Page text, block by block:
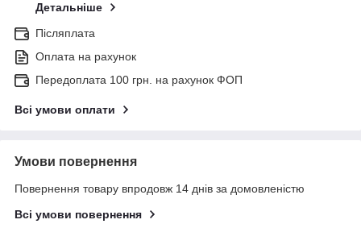
Детальніше
Післяплата
Оплата на рахунок
Передоплата 100 грн. на рахунок ФОП
Всі умови оплати
Умови повернення
Повернення товару впродовж 14 днів за домовленістю
Всі умови повернення